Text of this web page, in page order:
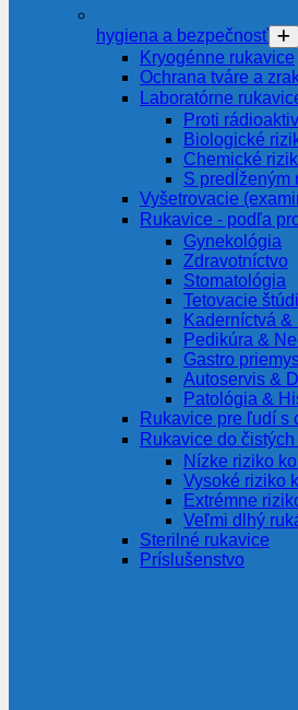
hygiena a bezpečnosť
Kryogénne rukavice
Ochrana tváre a
Laboratórne
Proti
Biologické
Chemické
S predĺženým
Vyšetrovacie
Rukavice - podľa
Gynekológia
Zdravotníctvo
Stomatológia
Tetovacie
Kaderníctvá
Pedikúra &
Gastro
Autoservis &
Patológia &
Rukavice pre ľudí s
Rukavice do
Nízke riziko
Vysoké riziko
Extrémne
Veľmi dlhý
Sterilné rukavice
Príslušenstvo